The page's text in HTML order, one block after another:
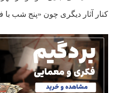
کنار آثار دیگری چون «پنج شب با